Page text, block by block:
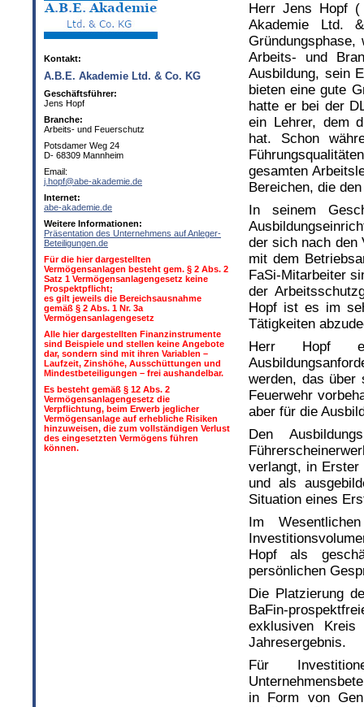
Herr Jens Hopf
Akademie
Arbeits- und
Ausbildung, sein
bieten eine gute
hatte er bei der
ein Lehrer, dem
hat. Schon
gesamten
Bereichen, die
In seinem
der sich nach den
mit dem
FaSi-Mitarbeiter
der
Hopf ist es im
Tätigkeiten
Herr Hopf
werden, das über
Feuerwehr
aber für die
Den
verlangt, in Erster
und als
Situation eines
Im
Hopf als
persönlichen
Die Platzierung
BaFin-
exklusiven
Jahresergebnis.
Für
in Form von
Kontakt:
A.B.E. Akademie Ltd. & Co. KG
Geschäftsführer:
Jens Hopf
Branche:
Arbeits- und Feuerschutz
Potsdamer Weg 24
D- 68309 Mannheim
Email:
j.hopf@abe-akademie.de
Internet:
abe-akademie.de
Weitere Informationen:
Präsentation des Unternehmens auf Anleger-
Beteiligungen.de
Für die hier dargestellten
Vermögensanlagen besteht gem. § 2 Abs. 2
Satz 1 Vermögensanlagengesetz keine
Prospektpflicht;
es gilt jeweils die Bereichsausnahme
gemäß § 2 Abs. 1 Nr. 3a
Vermögensanlagengesetz
Alle hier dargestellten Finanzinstrumente
sind Beispiele und stellen keine Angebote
dar, sondern sind mit ihren Variablen –
Laufzeit, Zinshöhe, Ausschüttungen und
Mindestbeteiligungen – frei aushandelbar.
Es besteht gemäß § 12 Abs. 2
Vermögensanlagengesetz die
Verpflichtung, beim Erwerb jeglicher
Vermögensanlage auf erhebliche Risiken
hinzuweisen, die zum vollständigen Verlust
des eingesetzten Vermögens führen
können.